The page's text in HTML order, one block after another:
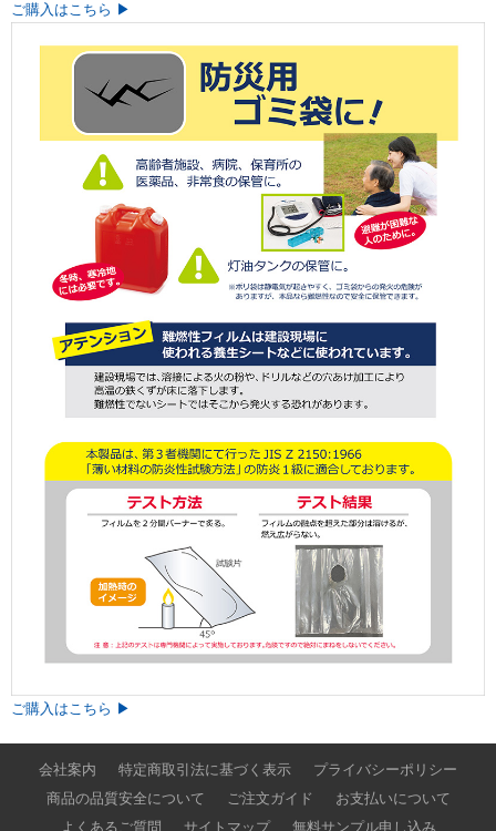
ご購入はこちら ▶︎
ご購入はこちら ▶︎
会社案内 特定商取引法に基づく表示
プライバシーポリシー
商品の品質安全について
ご注文ガイド
お支払いについて
よくあるご質問
サイトマップ 無料サンプル申し込み